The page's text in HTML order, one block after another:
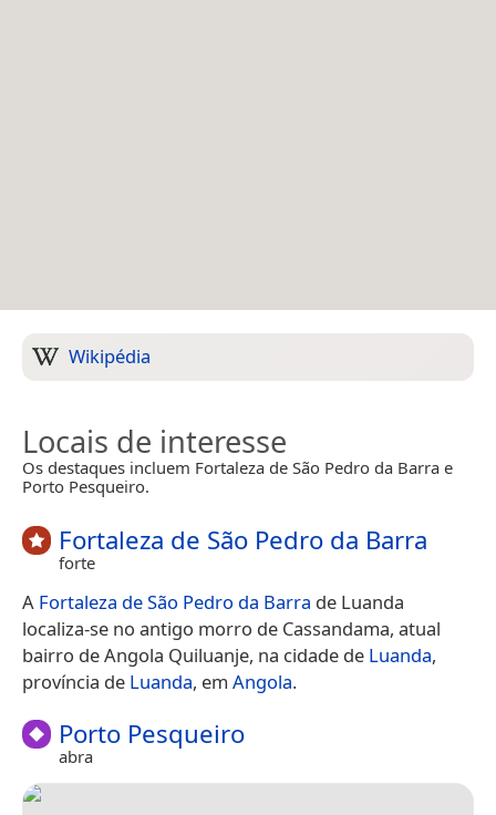
Wikipédia
Locais de interesse
Os destaques incluem Fortaleza de São Pedro da Barra e
Porto Pesqueiro.
Fortaleza de São Pedro da Barra
forte
A Fortaleza de São Pedro da Barra de Luanda
localiza-se no antigo morro de Cassandama, atual
bairro de Angola Quiluanje, na cidade de Luanda,
província de Luanda, em Angola.
Porto Pesqueiro
abra